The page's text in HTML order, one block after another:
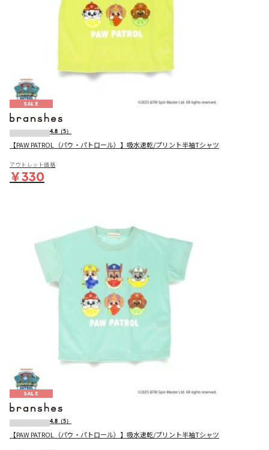
SALE
4.8 （5）
【PAW PATROL（パウ・パトロール）】吸水速乾/プリント半袖Tシャツ
アウトレット価格
￥330
SALE
4.8 （5）
【PAW PATROL（パウ・パトロール）】吸水速乾/プリント半袖Tシャツ